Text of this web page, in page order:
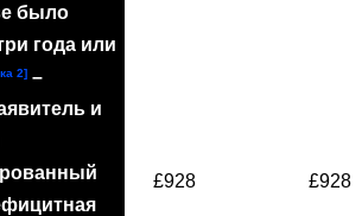
было
года или
2] –
и
£928 £928